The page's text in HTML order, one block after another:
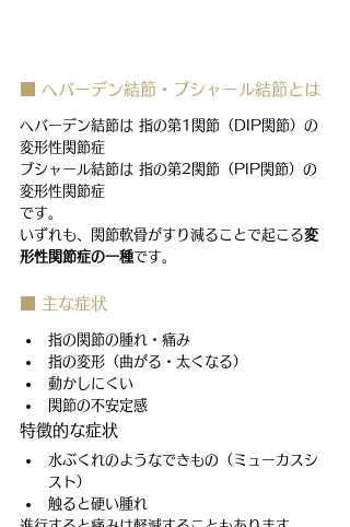
■ へバーデン結節・ブシャール結節とは
へバーデン結節は 指の第1関節（DIP関節）の
変形性関節症
ブシャール結節は 指の第2関節（PIP関節）の
変形性関節症
です。
いずれも、関節軟骨がすり減ることで起こる変
形性関節症の一種です。
■ 主な症状
指の関節の腫れ・痛み
指の変形（曲がる・太くなる）
動かしにくい
関節の不安定感
特徴的な症状
水ぶくれのようなできもの（ミューカスシ
スト）
触ると硬い腫れ